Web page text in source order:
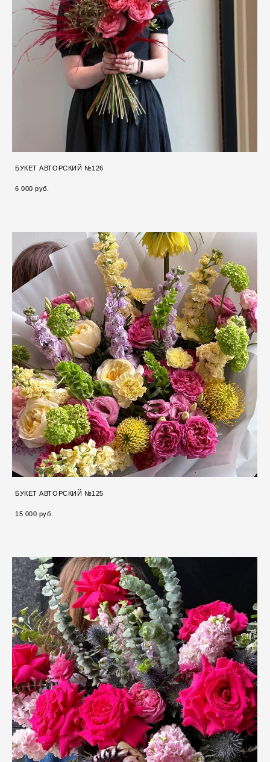
БУКЕТ АВТОРСКИЙ №126
6 000 pуб.
БУКЕТ АВТОРСКИЙ №125
15 000 pуб.